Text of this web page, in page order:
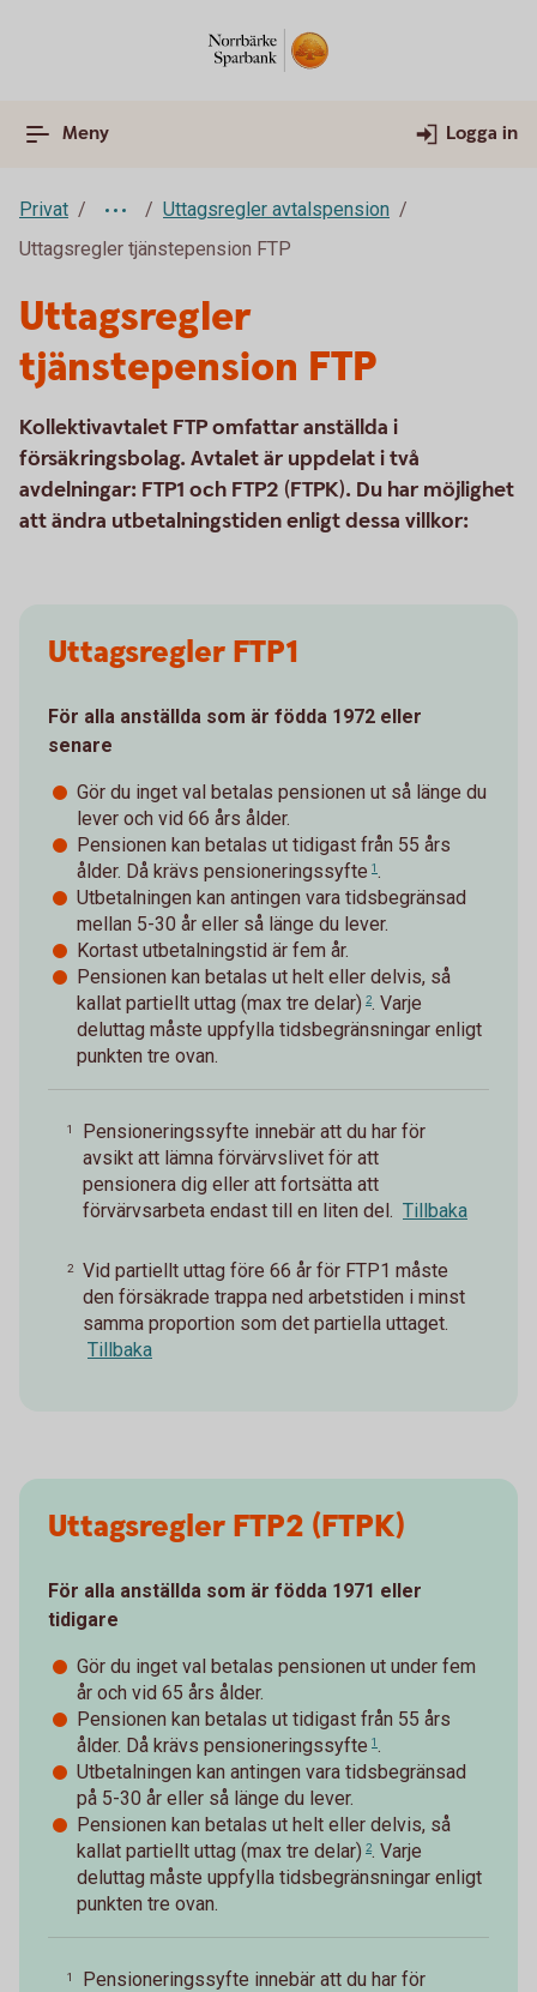
Meny Logga in
Privat
Uttagsregler avtalspension
Uttagsregler tjänstepension FTP
Uttagsregler
tjänstepension FTP
Kollektivavtalet FTP omfattar anställda i
försäkringsbolag. Avtalet är uppdelat i två
avdelningar: FTP1 och FTP2 (FTPK). Du har möjlighet
att ändra utbetalningstiden enligt dessa villkor:
Uttagsregler FTP1
För alla anställda som är födda 1972 eller
senare
Gör du inget val betalas pensionen ut så länge du
lever och vid 66 års ålder.
Pensionen kan betalas ut tidigast från 55 års
ålder. Då krävs pensioneringssyfte 1.
Utbetalningen kan antingen vara tidsbegränsad
mellan 5-30 år eller så länge du lever.
Kortast utbetalningstid är fem år.
Pensionen kan betalas ut helt eller delvis, så
kallat partiellt uttag (max tre delar) 2. Varje
deluttag måste uppfylla tidsbegränsningar enligt
punkten tre ovan.
1
Pensioneringssyfte innebär att du har för
avsikt att lämna förvärvslivet för att
pensionera dig eller att fortsätta att
förvärvsarbeta endast till en liten del. Tillbaka
2
Vid partiellt uttag före 66 år för FTP1 måste
den försäkrade trappa ned arbetstiden i minst
samma proportion som det partiella uttaget.
Tillbaka
Uttagsregler FTP2 (FTPK)
För alla anställda som är födda 1971 eller
tidigare
Gör du inget val betalas pensionen ut under fem
år och vid 65 års ålder.
Pensionen kan betalas ut tidigast från 55 års
ålder. Då krävs pensioneringssyfte 1.
Utbetalningen kan antingen vara tidsbegränsad
på 5-30 år eller så länge du lever.
Pensionen kan betalas ut helt eller delvis, så
kallat partiellt uttag (max tre delar) 2. Varje
deluttag måste uppfylla tidsbegränsningar enligt
punkten tre ovan.
1
Pensioneringssyfte innebär att du har för